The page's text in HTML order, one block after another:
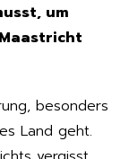
um
besonders
Land geht.